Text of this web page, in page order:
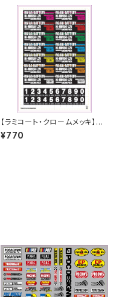
【ラミコート・クロームメッキ】PD
C_STICKER SHEET [2024]R
6/AAバッテリーステッカー
¥770